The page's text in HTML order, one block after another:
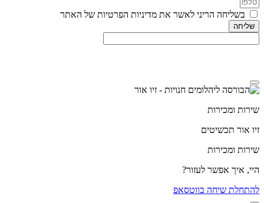
בשליחה הריני לאשר את מדיניות הפרטיות של האתר
שליחה
שירות ומכירות
זיו אור תכשיטים
שירות ומכירות
היי, איך אפשר לעזור?
להתחלת שיחה בווטסאפ